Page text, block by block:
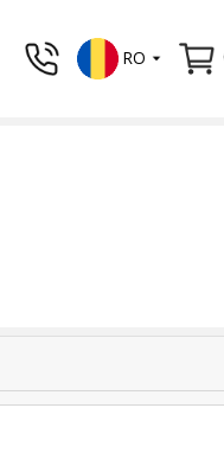
RO